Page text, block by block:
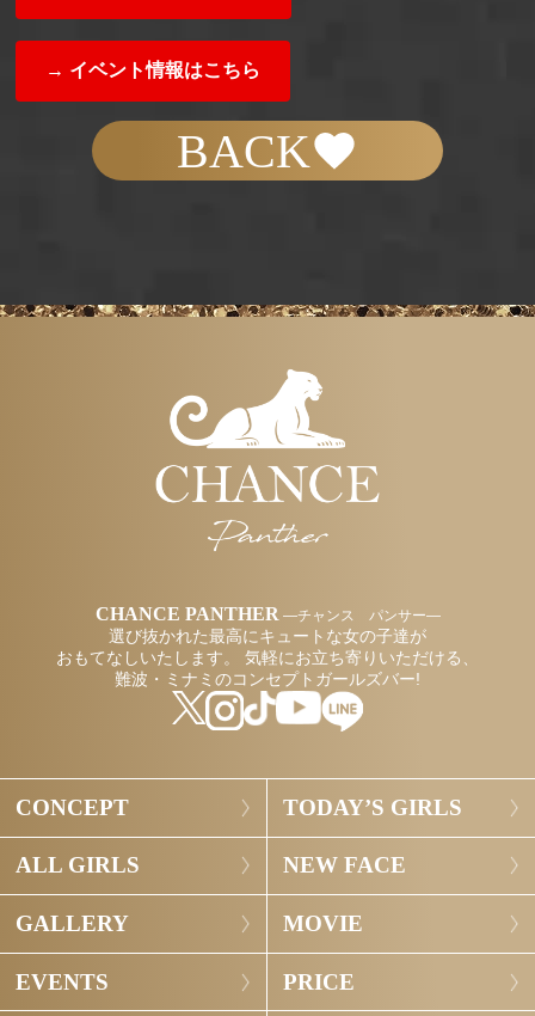
→ イベント情報はこちら
BACK
CHANCE PANTHER―チャンス パンサー―
選び抜かれた最高にキュートな女の子達が
おもてなしいたします。
気軽にお立ち寄りいただける、
難波・ミナミのコンセプトガールズバー!
CONCEPT TODAY’S GIRLS
ALL GIRLS NEW FACE
GALLERY MOVIE
EVENTS PRICE